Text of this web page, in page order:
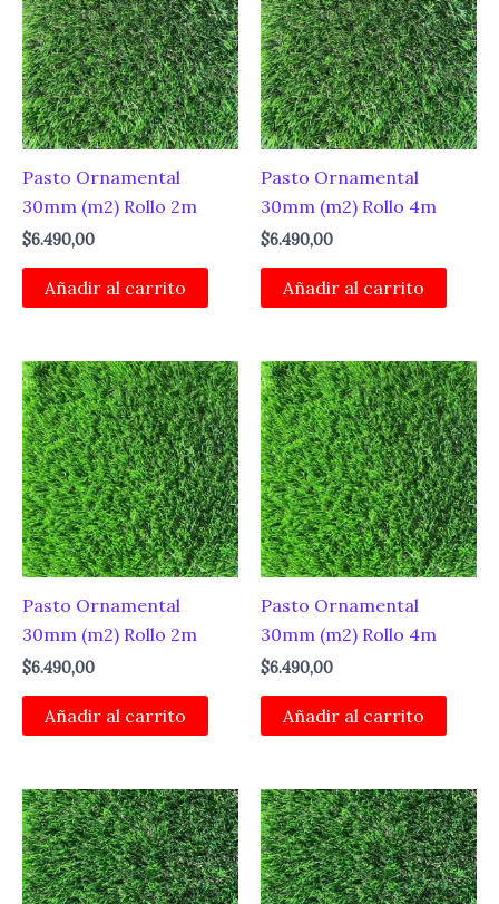
Pasto Ornamental
30mm (m2) Rollo 2m
$6.490,00
Añadir al carrito
Pasto Ornamental
30mm (m2) Rollo 4m
$6.490,00
Añadir al carrito
Pasto Ornamental
30mm (m2) Rollo 2m
$6.490,00
Añadir al carrito
Pasto Ornamental
30mm (m2) Rollo 4m
$6.490,00
Añadir al carrito